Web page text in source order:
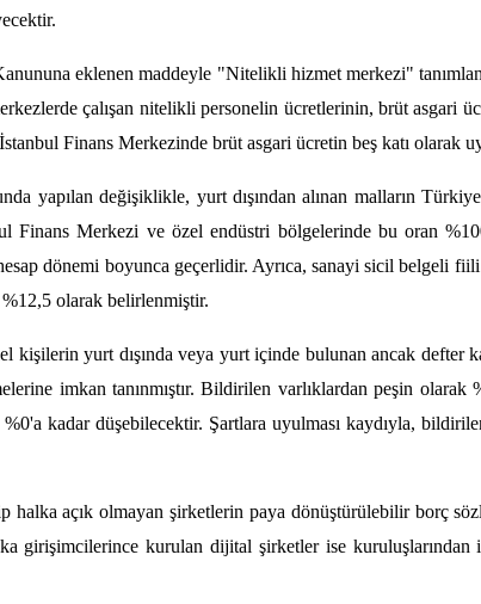
eklenen maddeyle "Nitelikli hizmet merkezi"
çalışan nitelikli personelin ücretlerinin, brüt asgari
Finans Merkezinde brüt asgari ücretin beş katı olarak
yapılan değişiklikle, yurt dışından alınan malların
Finans Merkezi ve özel endüstri bölgelerinde bu oran
dönemi boyunca geçerlidir. Ayrıca, sanayi sicil belgeli
olarak belirlenmiştir.
yurt dışında veya yurt içinde bulunan ancak defter
imkan tanınmıştır. Bildirilen varlıklardan peşin olarak
kadar düşebilecektir. Şartlara uyulması kaydıyla,
halka açık olmayan şirketlerin paya dönüştürülebilir borç
girişimcilerince kurulan dijital şirketler ise kuruluşlarından